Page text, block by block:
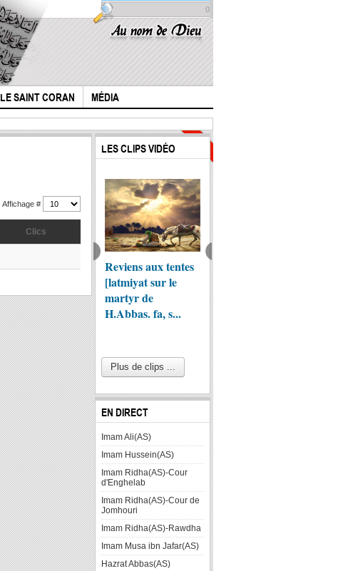
LE SAINT CORAN MÉDIA
0
Affichage #
Clics
Clics :
Clics :
LES CLIPS VIDÉO
l'Histoire de l'Imam
Reviens aux tentes
[latmiyat sur le
martyr de
H.Abbas. fa, s...
Pourquoi les
Chiites se
prosternent sur la
Turbah ?
Plus de clips ...
EN DIRECT
Imam Ali(AS)
Imam Hussein(AS)
Imam Ridha(AS)-Cour
d'Enghelab
Imam Ridha(AS)-Cour de
Jomhouri
Imam Ridha(AS)-Rawdha
Imam Musa ibn Jafar(AS)
Hazrat Abbas(AS)